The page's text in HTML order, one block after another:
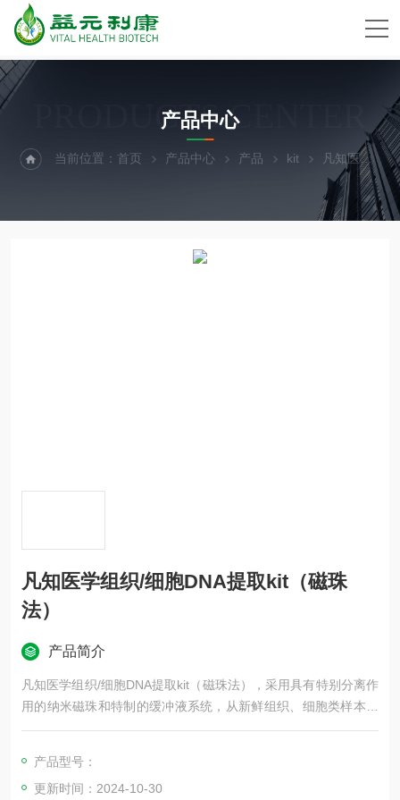
PRODUCTS CENTER
产品中心
当前位置：首页 产品中心 产品 kit 凡知医学组织/细胞DNA提取kit（磁珠法）
凡知医学组织/细胞DNA提取kit（磁珠
法）
产品简介
凡知医学组织/细胞DNA提取kit（磁珠法），采用具有特别分离作
用的纳米磁珠和特制的缓冲液系统，从新鲜组织、细胞类样本中
纯化高质量的基因组DNA。
产品型号：
更新时间：2024-10-30